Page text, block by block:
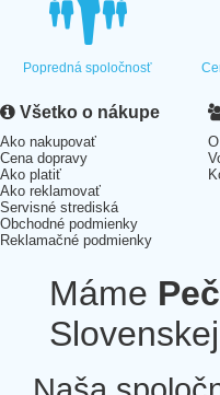
Popredná spoločnosť
Všetko o nákupe
Ako nakupovať
Cena dopravy
Ako platiť
Ako reklamovať
Servisné strediská
Obchodné podmienky
Reklamačné podmienky
Máme